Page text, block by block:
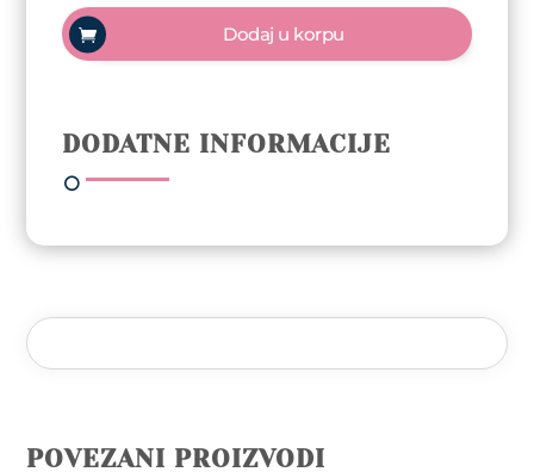
Trajni
lak
10ml
Idea
količina
Dodaj u korpu
DODATNE INFORMACIJE
POVEZANI PROIZVODI